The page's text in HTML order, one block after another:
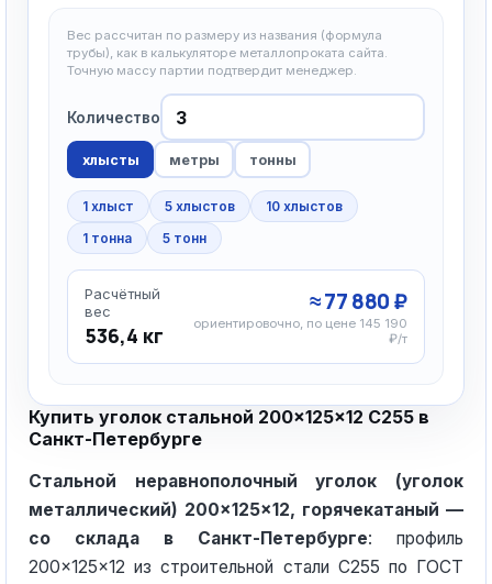
Вес рассчитан по размеру из названия (формула
трубы), как в калькуляторе металлопроката сайта.
Точную массу партии подтвердит менеджер.
Количество
хлысты метры тонны
1 хлыст 5 хлыстов
10 хлыстов
1 тонна
5 тонн
Расчётный
вес
536,4 кг
≈ 77 880 ₽
ориентировочно, по цене 145 190
₽/т
Купить уголок стальной 200×125×12 С255 в
Санкт-Петербурге
Стальной неравнополочный уголок (уголок
металлический) 200×125×12, горячекатаный —
со склада в Санкт-Петербурге: профиль
200×125×12 из строительной стали С255 по ГОСТ